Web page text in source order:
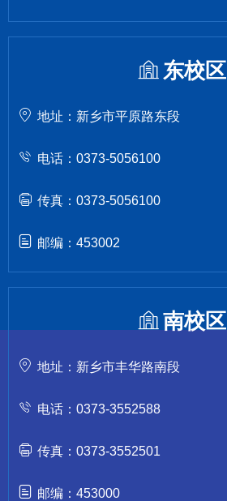
东校区
地址：新乡市平原路东段
电话：0373-5056100
传真：0373-5056100
邮编：453002
南校区
地址：新乡市丰华路南段
电话：0373-3552588
传真：0373-3552501
邮编：453000